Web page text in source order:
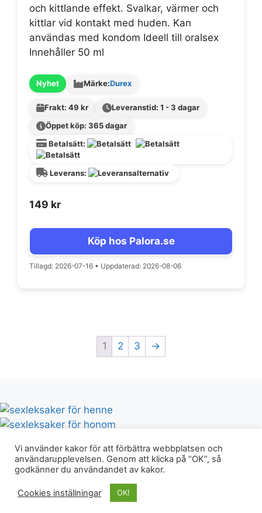
och kittlande effekt. Svalkar, värmer och
kittlar vid kontakt med huden. Kan
användas med kondom Ideell till oralsex
Innehåller 50 ml
Nyhet Märke:Durex
Frakt: 49 kr
Leveranstid: 1 - 3 dagar
Öppet köp: 365 dagar
Betalsätt:
Leverans:
149 kr
Köp hos Palora.se
Tillagd: 2026-07-16 • Uppdaterad: 2026-08-06
1 2 3 →
© Erotikguiden.nu 2026 |
info@erotikguiden.nu |
Vi använder kakor för att förbättra webbplatsen och
användarupplevelsen. Genom att klicka på “OK”, så
godkänner du användandet av kakor.
Cookies inställningar OK!